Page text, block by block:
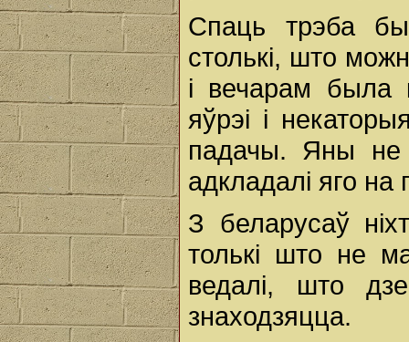
Спаць трэба
столькі, што
i вечарам была
яўрэі i
падачы. Яны не
адкладалі яго на
З беларусаў
толькі што не
ведалі, што
знаходзяцца.